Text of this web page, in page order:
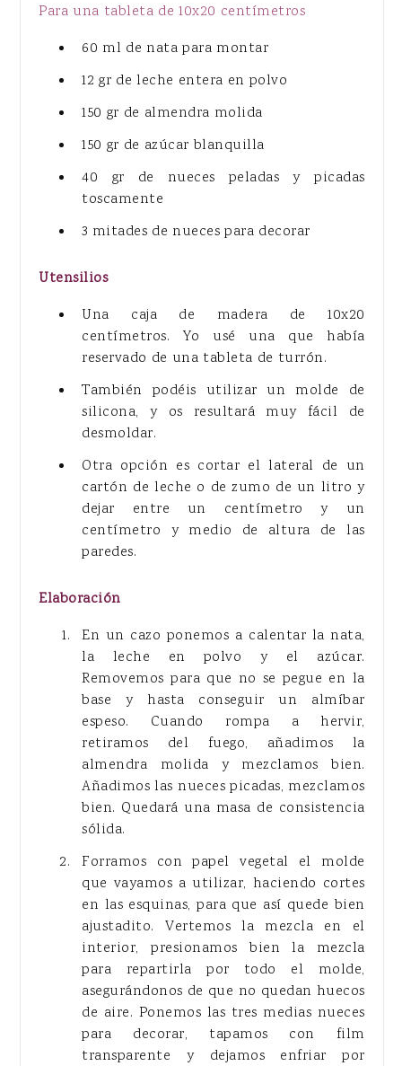
Para una tableta de 10x20 centímetros
60 ml de nata para montar
12 gr de leche entera en polvo
150 gr de almendra molida
150 gr de azúcar blanquilla
40 gr de nueces peladas y picadas
toscamente
3 mitades de nueces para decorar
Utensilios
Una caja de madera de 10x20
centímetros. Yo usé una que había
reservado de una tableta de turrón.
También podéis utilizar un molde de
silicona, y os resultará muy fácil de
desmoldar.
Otra opción es cortar el lateral de un
cartón de leche o de zumo de un litro y
dejar entre un centímetro y un
centímetro y medio de altura de las
paredes.
Elaboración
En un cazo ponemos a calentar la nata,
la leche en polvo y el azúcar.
Removemos para que no se pegue en la
base y hasta conseguir un almíbar
espeso. Cuando rompa a hervir,
retiramos del fuego, añadimos la
almendra molida y mezclamos bien.
Añadimos las nueces picadas, mezclamos
bien. Quedará una masa de consistencia
sólida.
Forramos con papel vegetal el molde
que vayamos a utilizar, haciendo cortes
en las esquinas, para que así quede bien
ajustadito. Vertemos la mezcla en el
interior, presionamos bien la mezcla
para repartirla por todo el molde,
asegurándonos de que no quedan huecos
de aire. Ponemos las tres medias nueces
para decorar, tapamos con film
transparente y dejamos enfriar por